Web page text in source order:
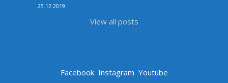
25.12.2019
View all posts
Facebook Instagram Youtube